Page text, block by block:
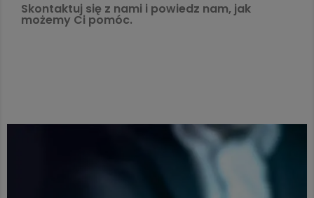
Skontaktuj się z nami i powiedz nam, jak
możemy Ci pomóc.